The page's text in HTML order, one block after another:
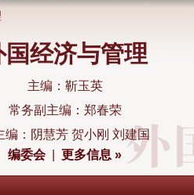
国经济与管理
主编：靳玉英
常务副主编：郑春荣
编：阴慧芳 贺小刚 刘建国
编委会|更多信息 »